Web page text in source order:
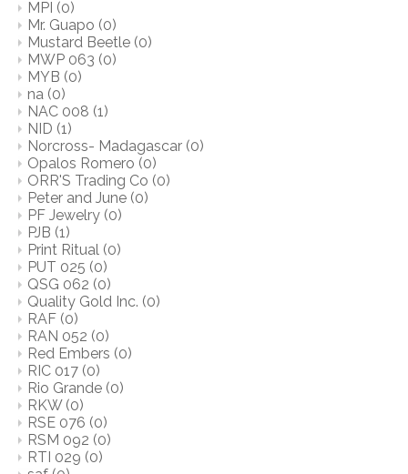
MPI (0)
Mr. Guapo (0)
Mustard Beetle (0)
MWP 063 (0)
MYB (0)
na (0)
NAC 008 (1)
NID (1)
Norcross- Madagascar (0)
Opalos Romero (0)
ORR'S Trading Co (0)
Peter and June (0)
PF Jewelry (0)
PJB (1)
Print Ritual (0)
PUT 025 (0)
QSG 062 (0)
Quality Gold Inc. (0)
RAF (0)
RAN 052 (0)
Red Embers (0)
RIC 017 (0)
Rio Grande (0)
RKW (0)
RSE 076 (0)
RSM 092 (0)
RTI 029 (0)